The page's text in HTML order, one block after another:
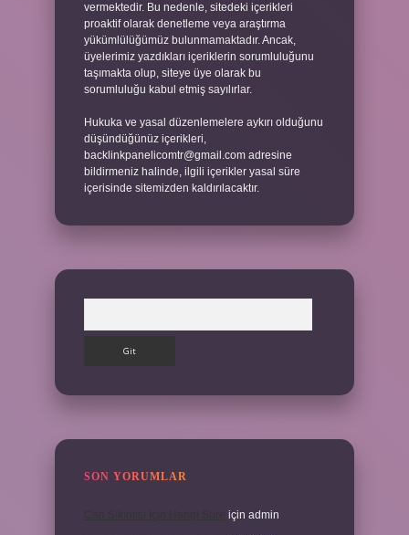
vermektedir. Bu nedenle, sitedeki içerikleri
proaktif olarak denetleme veya araştırma
yükümlülüğümüz bulunmamaktadır. Ancak,
üyelerimiz yazdıkları içeriklerin sorumluluğunu
taşımakta olup, siteye üye olarak bu
sorumluluğu kabul etmiş sayılırlar.
Hukuka ve yasal düzenlemelere aykırı olduğunu
düşündüğünüz içerikleri,
backlinkpanelicomtr@gmail.com adresine
bildirmeniz halinde, ilgili içerikler yasal süre
içerisinde sitemizden kaldırılacaktır.
SON YORUMLAR
için admin